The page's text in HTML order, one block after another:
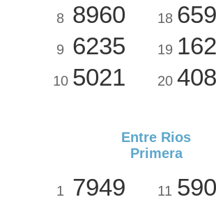
8 8960
9 6235
10 5021
18
19
20
Entre Rios
Primera
1 7949 11